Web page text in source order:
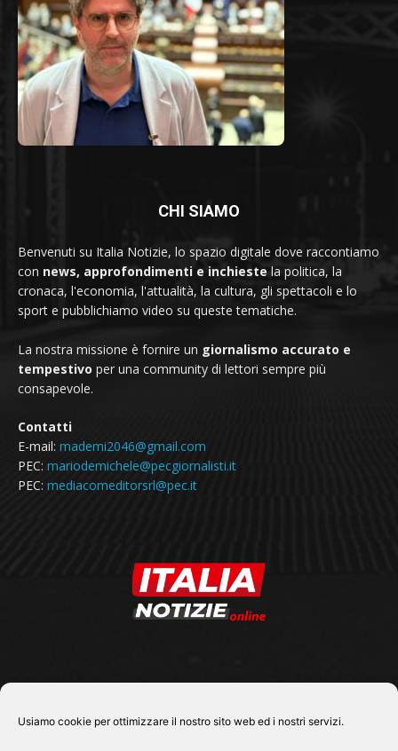
Usiamo cookie per ottimizzare il nostro sito web ed i nostri servizi.
CHI SIAMO
Benvenuti su Italia Notizie, lo spazio digitale dove raccontiamo
con news, approfondimenti e inchieste la politica, la
cronaca, l'economia, l'attualità, la cultura, gli spettacoli e lo
sport e pubblichiamo video su queste tematiche.
La nostra missione è fornire un giornalismo accurato e
tempestivo per una community di lettori sempre più
consapevole.
Contatti
E-mail: mademi2046@gmail.com
PEC: mariodemichele@pecgiornalisti.it
PEC: mediacomeditorsrl@pec.it
SEGUICI SU